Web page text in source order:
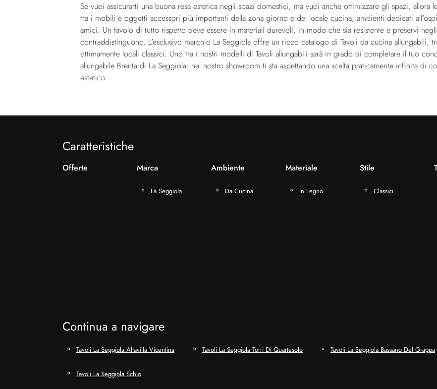
Se vuoi assicurarti una buona resa estetica negli spazi domestici, ma vuoi anche ottimizzare gli spazi, allora
tra i mobili e oggetti accessori più importanti della zona giorno e del locale cucina, ambienti dedicati
amici. Un tavolo di tutto rispetto deve essere in materiali durevoli, in modo che sia resistente e preservi
contraddistinguono. L'esclusivo marchio La Seggiola offre un ricco catalogo di Tavoli da cucina allungabili,
ottimamente locali classici. Uno tra i nostri modelli di Tavoli allungabili sarà in grado di completare il tuo
allungabile Brenta di La Seggiola: nel nostro showroom ti sta aspettando una scelta praticamente infinita di
estetico.
Caratteristiche
Offerte Marca
La Seggiola
Ambiente
Da Cucina
Materiale
In Legno
Stile
Classici
Continua a navigare
Tavoli La Seggiola Altavilla Vicentina Tavoli La Seggiola Torri Di Quartesolo Tavoli La Seggiola Bassano Del Grappa
Tavoli La Seggiola Schio